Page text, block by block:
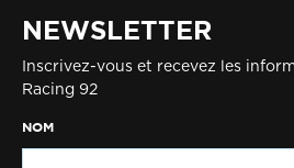
NEWSLETTER
Inscrivez-vous et recevez les
Racing 92
NOM